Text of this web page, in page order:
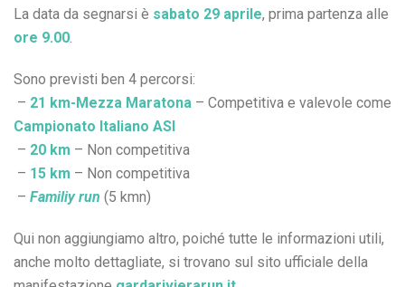
La data da segnarsi è sabato 29 aprile, prima partenza alle
ore 9.00
Sono previsti ben 4 percorsi:
– 21 km-Mezza Maratona – Competitiva e valevole come
Campionato Italiano ASI
– 20 km – Non competitiva
– 15 km – Non competitiva
– Familiy run (5 kmn)
Qui non aggiungiamo altro, poiché tutte le informazioni utili,
anche molto dettagliate, si trovano sul sito ufficiale della